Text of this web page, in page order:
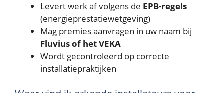
Levert werk af volgens de EPB-regels
(energieprestatiewetgeving)
Mag premies aanvragen in uw naam bij
Fluvius of het VEKA
Wordt gecontroleerd op correcte
installatiepraktijken